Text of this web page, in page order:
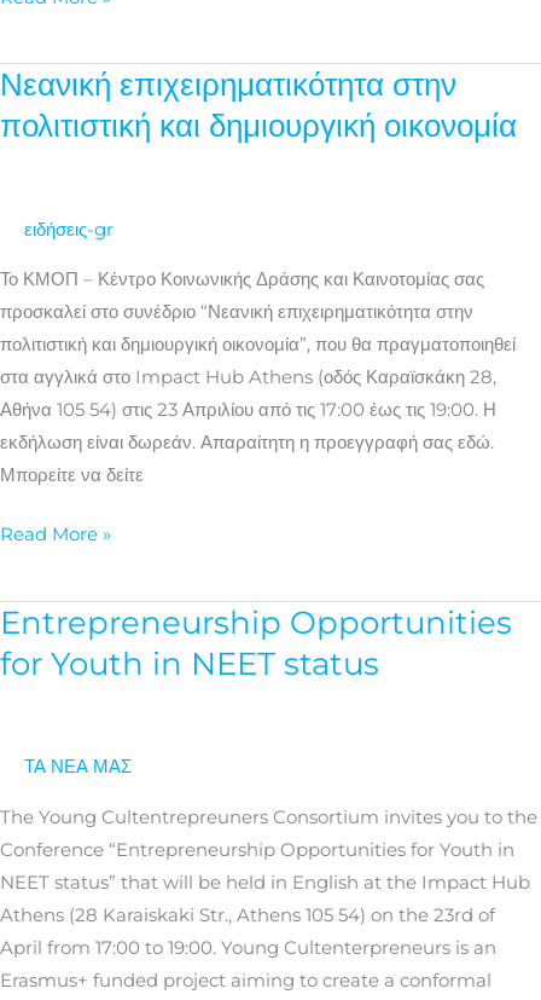
Νεανική επιχειρηματικότητα στην
πολιτιστική και δημιουργική οικονομία
ειδήσεις-gr
Το ΚΜΟΠ – Κέντρο Κοινωνικής Δράσης και Καινοτομίας σας
προσκαλεί στο συνέδριο “Νεανική επιχειρηματικότητα στην
πολιτιστική και δημιουργική οικονομία”, που θα πραγματοποιηθεί
στα αγγλικά στο Impact Hub Athens (οδός Καραϊσκάκη 28,
Αθήνα 105 54) στις 23 Απριλίου από τις 17:00 έως τις 19:00. Η
εκδήλωση είναι δωρεάν. Απαραίτητη η προεγγραφή σας εδώ.
Μπορείτε να δείτε
Νεανική
επιχειρηματικότητα
δημιουργική
οικονομία
Read More »
Entrepreneurship Opportunities
for Youth in NEET status
ΤΑ ΝΕΑ ΜΑΣ
The Young Cultentrepreuners Consortium invites you to the
Conference “Entrepreneurship Opportunities for Youth in
NEET status” that will be held in English at the Impact Hub
Athens (28 Karaiskaki Str., Athens 105 54) on the 23rd of
April from 17:00 to 19:00. Young Cultenterpreneurs is an
Erasmus+ funded project aiming to create a conformal
Entrepreneurship
Opportunities
for
NEET
status